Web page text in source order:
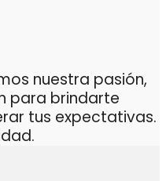
nuestra pasión,
para brindarte
tus expectativas.